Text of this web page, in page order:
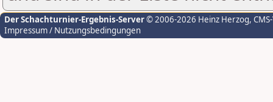
Der Schachturnier-Ergebnis-Server© 2006-2026 Heinz Herzog,
Impressum / Nutzungsbedingungen